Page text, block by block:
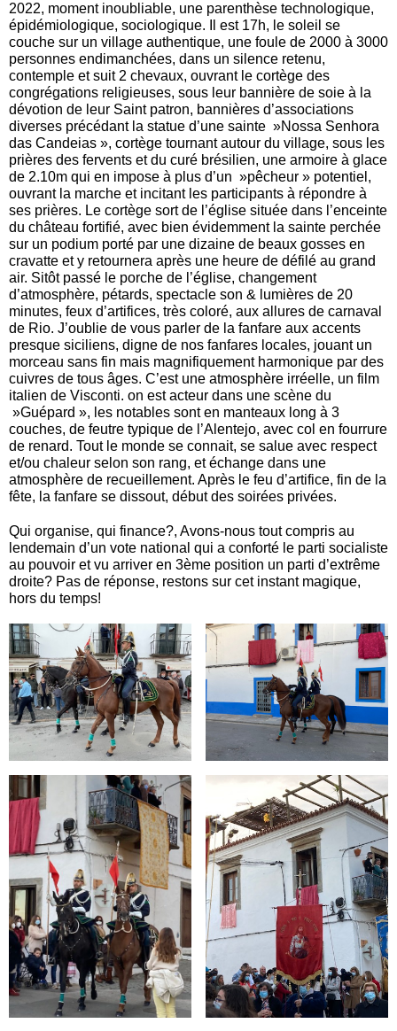
2022, moment inoubliable, une parenthèse technologique,
épidémiologique, sociologique. Il est 17h, le soleil se
couche sur un village authentique, une foule de 2000 à 3000
personnes endimanchées, dans un silence retenu,
contemple et suit 2 chevaux, ouvrant le cortège des
congrégations religieuses, sous leur bannière de soie à la
dévotion de leur Saint patron, bannières d’associations
diverses précédant la statue d’une sainte »Nossa Senhora
das Candeias », cortège tournant autour du village, sous les
prières des fervents et du curé brésilien, une armoire à glace
de 2.10m qui en impose à plus d’un »pêcheur » potentiel,
ouvrant la marche et incitant les participants à répondre à
ses prières. Le cortège sort de l’église située dans l’enceinte
du château fortifié, avec bien évidemment la sainte perchée
sur un podium porté par une dizaine de beaux gosses en
cravatte et y retournera après une heure de défilé au grand
air. Sitôt passé le porche de l’église, changement
d’atmosphère, pétards, spectacle son & lumières de 20
minutes, feux d’artifices, très coloré, aux allures de carnaval
de Rio. J’oublie de vous parler de la fanfare aux accents
presque siciliens, digne de nos fanfares locales, jouant un
morceau sans fin mais magnifiquement harmonique par des
cuivres de tous âges. C’est une atmosphère irréelle, un film
italien de Visconti. on est acteur dans une scène du
»Guépard », les notables sont en manteaux long à 3
couches, de feutre typique de l’Alentejo, avec col en fourrure
de renard. Tout le monde se connait, se salue avec respect
et/ou chaleur selon son rang, et échange dans une
atmosphère de recueillement. Après le feu d’artifice, fin de la
fête, la fanfare se dissout, début des soirées privées.
Qui organise, qui finance?, Avons-nous tout compris au
lendemain d’un vote national qui a conforté le parti socialiste
au pouvoir et vu arriver en 3ème position un parti d’extrême
droite? Pas de réponse, restons sur cet instant magique,
hors du temps!